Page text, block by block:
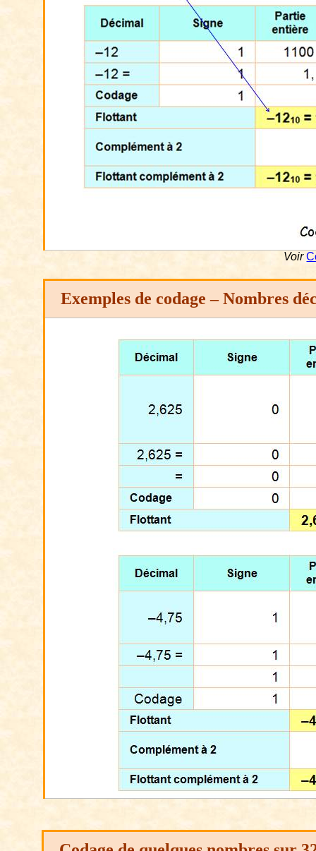
Voir
Exemples de codage – Nombres